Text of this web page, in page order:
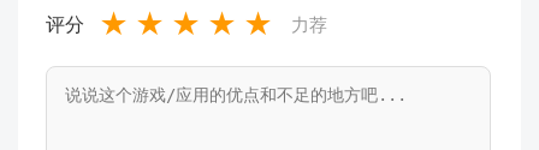
评分 ★ ★ ★ ★ ★ 力荐